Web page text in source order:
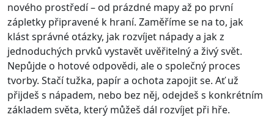
nového prostředí – od prázdné mapy až po první
zápletky připravené k hraní. Zaměříme se na to, jak
klást správné otázky, jak rozvíjet nápady a jak z
jednoduchých prvků vystavět uvěřitelný a živý svět.
Nepůjde o hotové odpovědi, ale o společný proces
tvorby. Stačí tužka, papír a ochota zapojit se. Ať už
přijdeš s nápadem, nebo bez něj, odejdeš s konkrétním
základem světa, který můžeš dál rozvíjet při hře.